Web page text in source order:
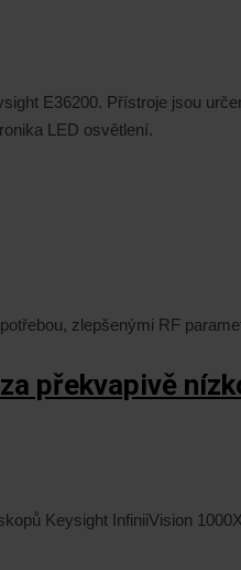
E36200. Přístroje jsou
LED osvětlení.
zlepšenými RF
překvapivě
Keysight InfiniiVision